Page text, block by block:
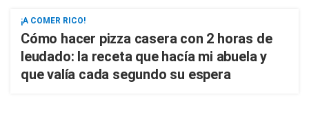
¡A COMER RICO!
Cómo hacer pizza casera con 2 horas de
leudado: la receta que hacía mi abuela y
que valía cada segundo su espera